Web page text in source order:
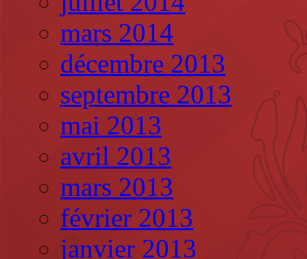
mars 2014
décembre 2013
septembre 2013
mai 2013
avril 2013
mars 2013
février 2013
janvier 2013